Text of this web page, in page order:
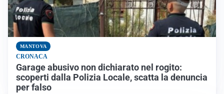
MANTOVA
CRONACA
Garage abusivo non dichiarato nel rogito:
scoperti dalla Polizia Locale, scatta la denuncia
per falso